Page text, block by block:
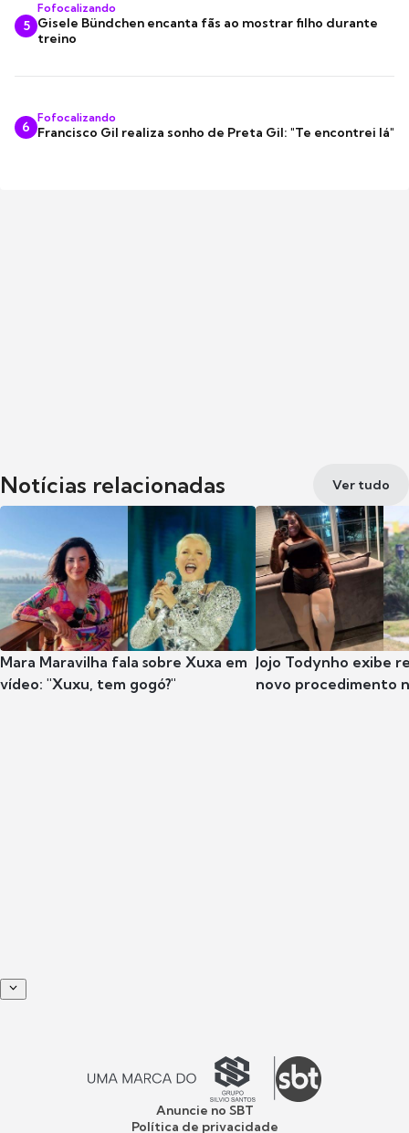
5
Fofocalizando
Gisele Bündchen encanta fãs ao mostrar filho durante
treino
6
Fofocalizando
Francisco Gil realiza sonho de Preta Gil: "Te encontrei lá"
Notícias relacionadas Ver tudo
Mara Maravilha fala sobre Xuxa em
vídeo: "Xuxu, tem gogó?"
Jojo Todynho exibe
novo procedimento
Anuncie no SBT
Política de privacidade